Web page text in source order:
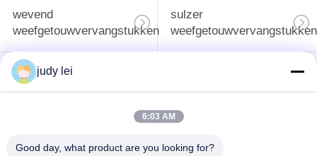
wevend
weefgetouwvervangstukken
sulzer
weefgetouwvervangstukken
De Vervangstukken
van het
vervangstukken van
judy lei
6:03 AM
Good day, what product are you looking for?